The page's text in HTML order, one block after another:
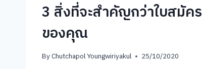
3 สิ่งที่จะสำคัญกว่าใบสมัคร
ของคุณ
ByChutchapol Youngwiriyakul 25/10/2020